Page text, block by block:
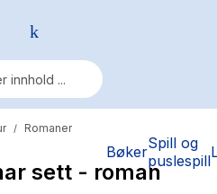
BøkerSpill og
puslespill
/ Romaner
sett - roman